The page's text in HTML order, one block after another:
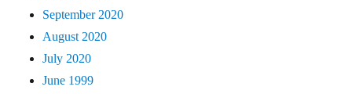
September 2020
August 2020
July 2020
June 1999